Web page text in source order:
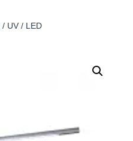
/ UV / LED